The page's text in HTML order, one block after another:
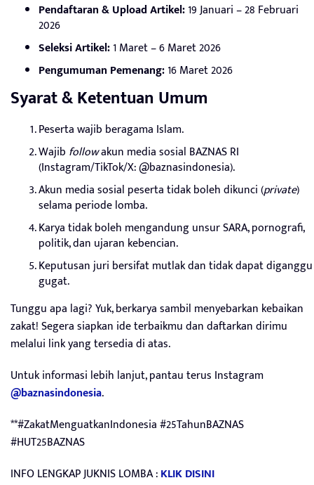
Pendaftaran & Upload Artikel:19 Januari – 28 Februari
2026
Seleksi Artikel:1 Maret – 6 Maret 2026
Pengumuman Pemenang:16 Maret 2026
Syarat & Ketentuan Umum
Peserta wajib beragama Islam.
Wajib followakun media sosial BAZNAS RI
(Instagram/TikTok/X: @baznasindonesia).
Akun media sosial peserta tidak boleh dikunci (private)
selama periode lomba.
Karya tidak boleh mengandung unsur SARA, pornografi,
politik, dan ujaran kebencian.
Keputusan juri bersifat mutlak dan tidak dapat diganggu
gugat.
Tunggu apa lagi? Yuk, berkarya sambil menyebarkan kebaikan
zakat! Segera siapkan ide terbaikmu dan daftarkan dirimu
melalui link yang tersedia di atas.
Untuk informasi lebih lanjut, pantau terus Instagram
@baznasindonesia.
**#ZakatMenguatkanIndonesia #25TahunBAZNAS
#HUT25BAZNAS
INFO LENGKAP JUKNIS LOMBA :KLIK DISINI